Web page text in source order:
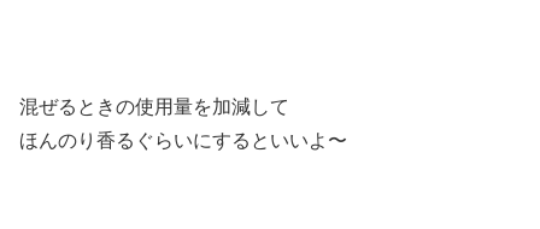
混ぜるときの使用量を加減して
ほんのり香るぐらいにするといいよ〜